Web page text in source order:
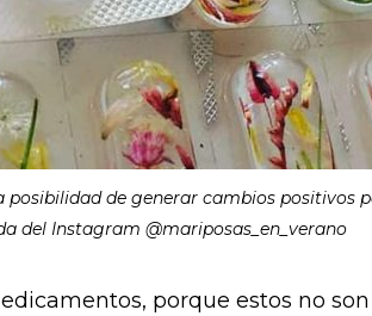
de generar cambios positivos
del Instagram @mariposas_en_verano
porque estos no